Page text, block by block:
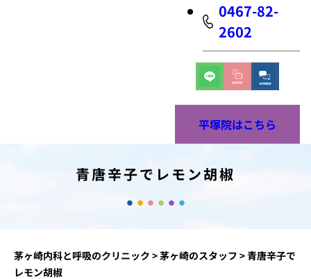
0467-82-
2602
平塚院はこちら
青唐辛子でレモン胡椒
茅ヶ崎内科と呼吸のクリニック >茅ヶ崎のスタッフ >青唐辛子で
レモン胡椒